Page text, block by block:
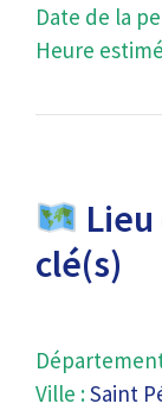
Date de la
Heure
clé(s)
Ville :Saint